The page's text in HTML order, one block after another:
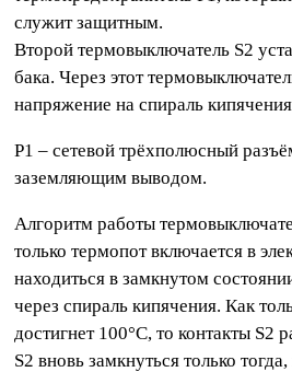
служит защитным.
Второй термовыключатель S2
бака. Через этот
напряжение на спираль
P1 – сетевой трёхполюсный
заземляющим выводом.
Алгоритм работы
только термопот включается в
находиться в замкнутом
через спираль кипячения. Как
достигнет 100°C, то контакты S2
S2 вновь замкнуться только